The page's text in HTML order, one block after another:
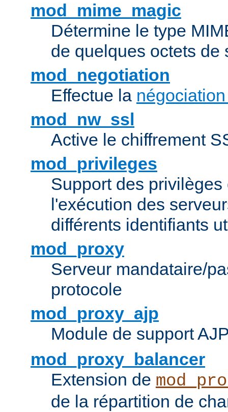
mod_mime_magic
Détermine le type
de quelques octets de
mod_negotiation
Effectue la
mod_nw_ssl
Active le chiffrement
mod_privileges
Support des
l'exécution des
différents identifiants
mod_proxy
Serveur mandataire/
protocole
mod_proxy_ajp
Module de support
mod_proxy_balancer
Extension de
de la répartition de